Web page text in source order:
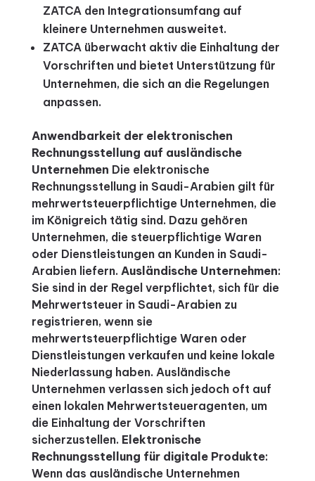
ZATCA den Integrationsumfang auf
kleinere Unternehmen ausweitet.
ZATCA überwacht aktiv die Einhaltung der
Vorschriften und bietet Unterstützung für
Unternehmen, die sich an die Regelungen
anpassen.
Anwendbarkeit der elektronischen
Rechnungsstellung auf ausländische
Unternehmen Die elektronische
Rechnungsstellung in Saudi-Arabien gilt für
mehrwertsteuerpflichtige Unternehmen, die
im Königreich tätig sind. Dazu gehören
Unternehmen, die steuerpflichtige Waren
oder Dienstleistungen an Kunden in Saudi-
Arabien liefern. Ausländische Unternehmen:
Sie sind in der Regel verpflichtet, sich für die
Mehrwertsteuer in Saudi-Arabien zu
registrieren, wenn sie
mehrwertsteuerpflichtige Waren oder
Dienstleistungen verkaufen und keine lokale
Niederlassung haben. Ausländische
Unternehmen verlassen sich jedoch oft auf
einen lokalen Mehrwertsteueragenten, um
die Einhaltung der Vorschriften
sicherzustellen. Elektronische
Rechnungsstellung für digitale Produkte:
Wenn das ausländische Unternehmen